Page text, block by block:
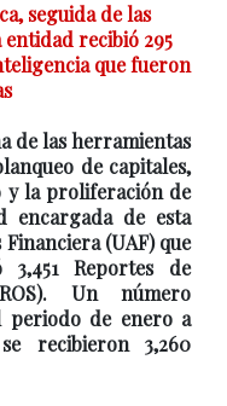
seguida de las
entidad recibió 295
que fueron
de las herramientas
de capitales,
y la proliferación de
encargada de esta
(UAF) que
Reportes de
Un número
periodo de enero a
recibieron 3,260